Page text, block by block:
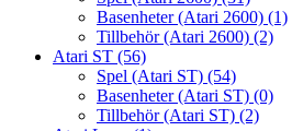
Basenheter (Atari 2600) (1)
Tillbehör (Atari 2600) (2)
Atari ST (56)
Spel (Atari ST) (54)
Basenheter (Atari ST) (0)
Tillbehör (Atari ST) (2)